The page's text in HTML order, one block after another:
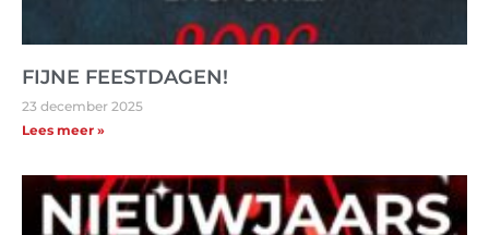
FIJNE FEESTDAGEN!
23 december 2025
Lees meer »